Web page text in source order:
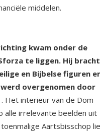
middelen.
kwam onder de
te liggen. Hij bracht
en Bijbelse figuren
overgenomen door
. Het interieur van de Dom
alle irrelevante beelden uit
Aartsbisschop